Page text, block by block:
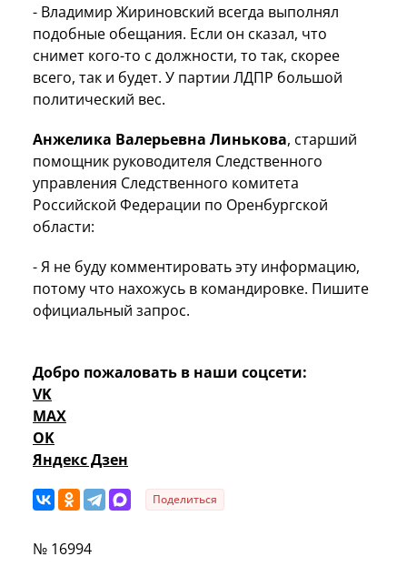
- Владимир Жириновский всегда выполнял
подобные обещания. Если он сказал, что
снимет кого-то с должности, то так, скорее
всего, так и будет. У партии ЛДПР большой
политический вес.
Анжелика Валерьевна Линькова, старший
помощник руководителя Следственного
управления Следственного комитета
Российской Федерации по Оренбургской
области:
- Я не буду комментировать эту информацию,
потому что нахожусь в командировке. Пишите
официальный запрос.
Добро пожаловать в наши соцсети:
VK
MAX
OK
Яндекс Дзен
Поделиться
№ 16994